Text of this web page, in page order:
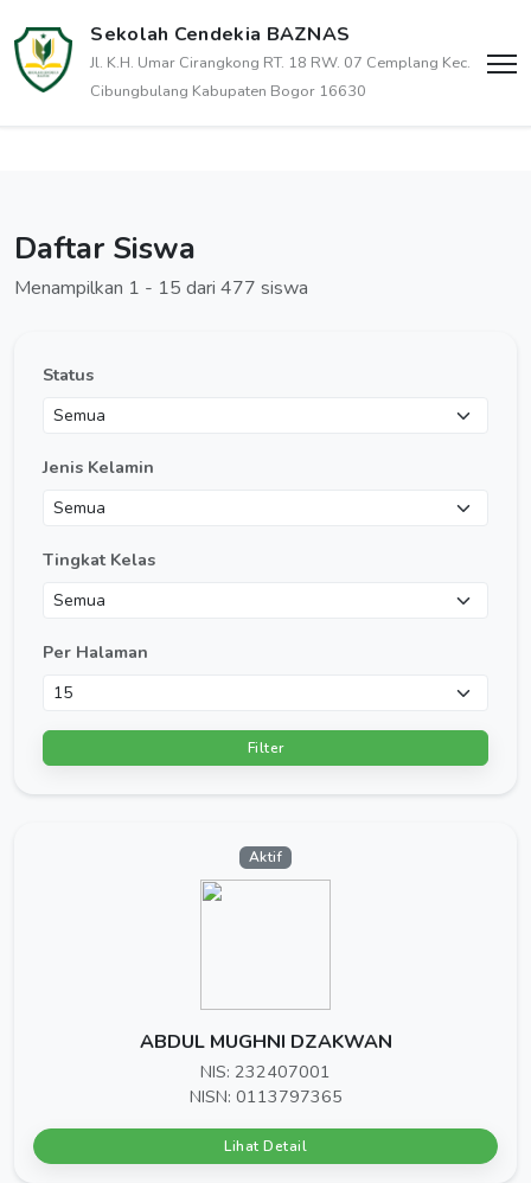
Sekolah Cendekia BAZNAS
Jl. K.H. Umar Cirangkong RT. 18 RW. 07 Cemplang Kec.
Cibungbulang Kabupaten Bogor 16630
Daftar Siswa
Menampilkan 1 - 15 dari 477 siswa
Status
Jenis Kelamin
Tingkat Kelas
Per Halaman
Filter
Aktif
ABDUL MUGHNI DZAKWAN
NIS: 232407001
NISN: 0113797365
Lihat Detail